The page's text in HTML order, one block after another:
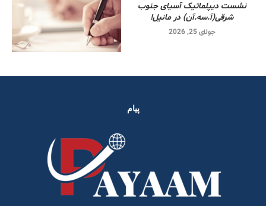
نشست دیپلماتیک آسیای جنوب
شرقی‌(آ.سه.آن) در مانیل!
جولای 25, 2026
پیام